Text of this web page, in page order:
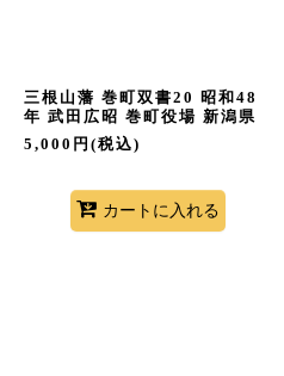
三根山藩 巻町双書20 昭和48
年 武田広昭 巻町役場 新潟県
5,000 円 (税込)
カートに入れる